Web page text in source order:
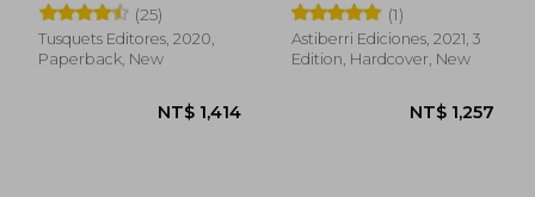
(25)
Tusquets Editores, 2020,
Paperback, New
(1)
Astiberri Ediciones, 2021, 3
Edition, Hardcover, New